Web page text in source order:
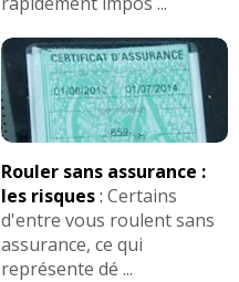
Rouler sans assurance :
les risques: Certains
d'entre vous roulent sans
assurance, ce qui
représente dé ...